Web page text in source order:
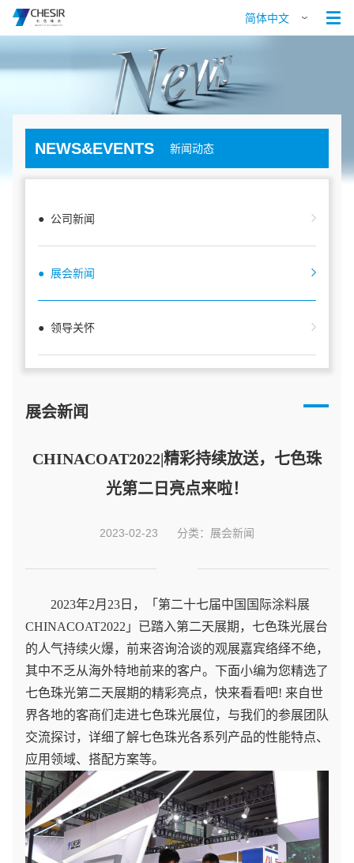
简体中文 
NEWS&EVENTS 新闻动态
● 公司新闻
● 展会新闻
● 领导关怀
展会新闻
CHINACOAT2022|精彩持续放送，七色珠
光第二日亮点来啦！
2023-02-23 分类：展会新闻
2023年2月23日，「第二十七届中国国际涂料展
CHINACOAT2022」已踏入第二天展期，七色珠光展台
的人气持续火爆，前来咨询洽谈的观展嘉宾络绎不绝，
其中不乏从海外特地前来的客户。下面小编为您精选了
七色珠光第二天展期的精彩亮点，快来看看吧! 来自世
界各地的客商们走进七色珠光展位，与我们的参展团队
交流探讨，详细了解七色珠光各系列产品的性能特点、
应用领域、搭配方案等。